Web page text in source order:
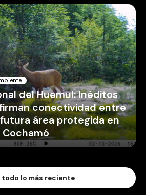
del Huemul: Inéditos
conectividad entre
área protegida en
todo lo más reciente